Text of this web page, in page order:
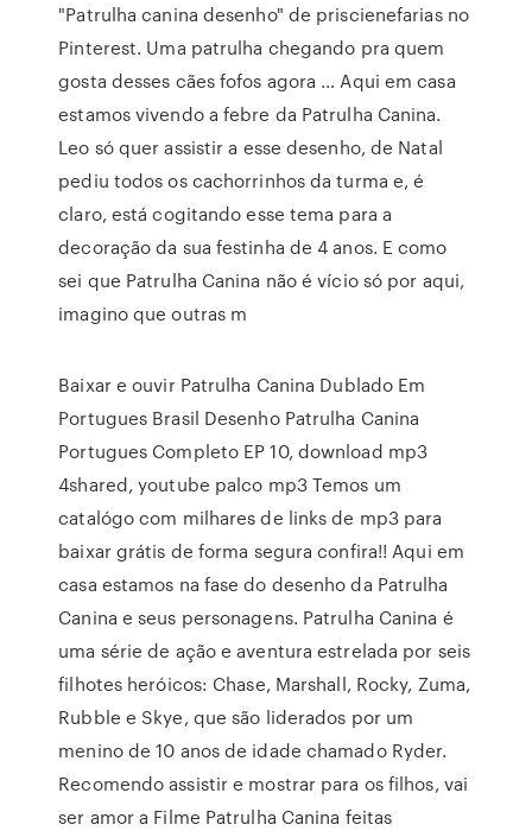
"Patrulha canina desenho" de priscienefarias no
Pinterest. Uma patrulha chegando pra quem
gosta desses cães fofos agora … Aqui em casa
estamos vivendo a febre da Patrulha Canina.
Leo só quer assistir a esse desenho, de Natal
pediu todos os cachorrinhos da turma e, é
claro, está cogitando esse tema para a
decoração da sua festinha de 4 anos. E como
sei que Patrulha Canina não é vício só por aqui,
imagino que outras m
Baixar e ouvir Patrulha Canina Dublado Em
Portugues Brasil Desenho Patrulha Canina
Portugues Completo EP 10, download mp3
4shared, youtube palco mp3 Temos um
catalógo com milhares de links de mp3 para
baixar grátis de forma segura confira!! Aqui em
casa estamos na fase do desenho da Patrulha
Canina e seus personagens. Patrulha Canina é
uma série de ação e aventura estrelada por seis
filhotes heróicos: Chase, Marshall, Rocky, Zuma,
Rubble e Skye, que são liderados por um
menino de 10 anos de idade chamado Ryder.
Recomendo assistir e mostrar para os filhos, vai
ser amor a Filme Patrulha Canina feitas